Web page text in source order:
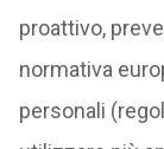
proattivo,
normativa
personali